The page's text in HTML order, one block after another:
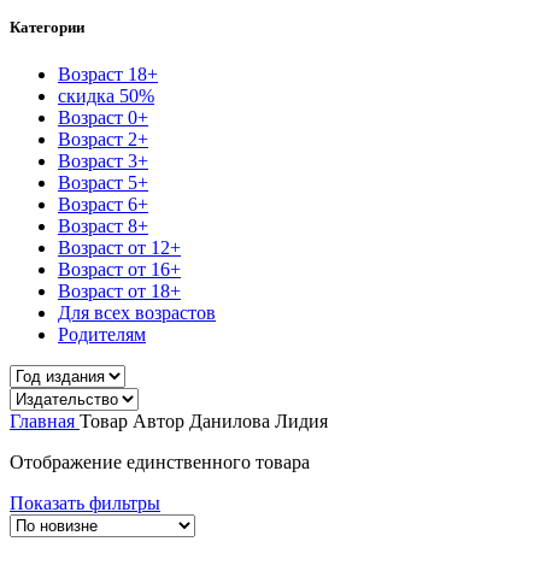
Категории
Возраст 18+
скидка 50%
Возраст 0+
Возраст 2+
Возраст 3+
Возраст 5+
Возраст 6+
Возраст 8+
Возраст от 12+
Возраст от 16+
Возраст от 18+
Для всех возрастов
Родителям
Главная Товар Автор Данилова Лидия
Отображение единственного товара
Показать фильтры